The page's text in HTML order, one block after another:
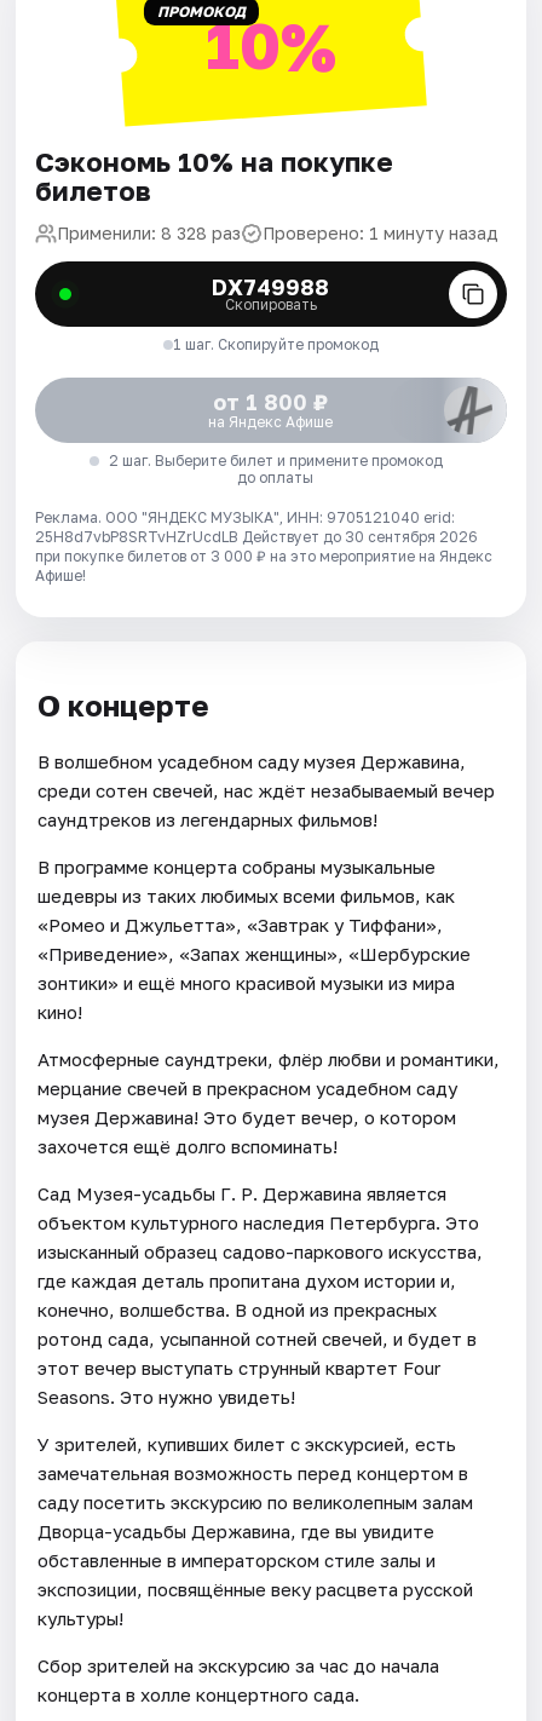
ПРОМОКОД10%
Сэкономь 10% на покупке
билетов
Применили: 8 328 раз Проверено: 1 минуту назад
DX749988
Скопировать
1 шаг. Скопируйте промокод
от 1 800 ₽
на Яндекс Афише
2 шаг. Выберите билет и примените промокод
до оплаты
Реклама. ООО "ЯНДЕКС МУЗЫКА", ИНН: 9705121040 erid:
25H8d7vbP8SRTvHZrUcdLB Действует до 30 сентября 2026
при покупке билетов от 3 000 ₽ на это мероприятие на Яндекс
Афише!
О концерте
В волшебном усадебном саду музея Державина,
среди сотен свечей, нас ждёт незабываемый вечер
саундтреков из легендарных фильмов!
В программе концерта собраны музыкальные
шедевры из таких любимых всеми фильмов, как
«Ромео и Джульетта», «Завтрак у Тиффани»,
«Приведение», «Запах женщины», «Шербурские
зонтики» и ещё много красивой музыки из мира
кино!
Атмосферные саундтреки, флёр любви и романтики,
мерцание свечей в прекрасном усадебном саду
музея Державина! Это будет вечер, о котором
захочется ещё долго вспоминать!
Сад Музея-усадьбы Г. Р. Державина является
объектом культурного наследия Петербурга. Это
изысканный образец садово-паркового искусства,
где каждая деталь пропитана духом истории и,
конечно, волшебства. В одной из прекрасных
ротонд сада, усыпанной сотней свечей, и будет в
этот вечер выступать струнный квартет Four
Seasons. Это нужно увидеть!
У зрителей, купивших билет с экскурсией, есть
замечательная возможность перед концертом в
саду посетить экскурсию по великолепным залам
Дворца-усадьбы Державина, где вы увидите
обставленные в императорском стиле залы и
экспозиции, посвящённые веку расцвета русской
культуры!
Сбор зрителей на экскурсию за час до начала
концерта в холле концертного сада.